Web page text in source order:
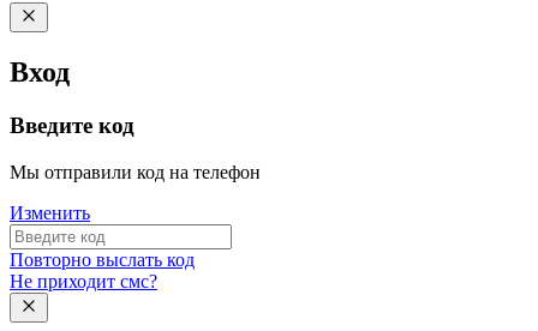
Вход
Введите код
Мы отправили код на телефон
Изменить
Повторно выслать код
Не приходит смс?